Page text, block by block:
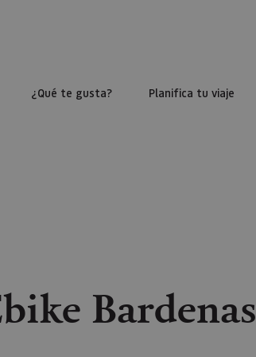
¿Qué te gusta? Planifica tu viaje
Bardenas